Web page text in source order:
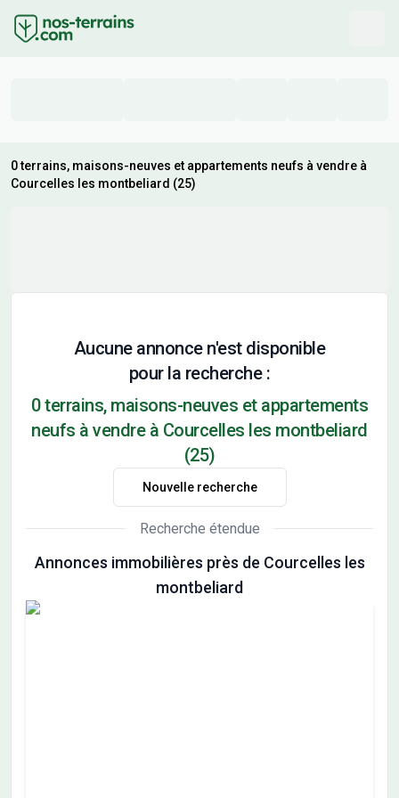
0 terrains, maisons-neuves et appartements neufs à vendre à
Courcelles les montbeliard (25)
Aucune annonce n'est disponible
pour la recherche :
0 terrains, maisons-neuves et appartements
neufs à vendre à Courcelles les montbeliard
(25)
Nouvelle recherche
Recherche étendue
Annonces immobilières près de Courcelles les
montbeliard